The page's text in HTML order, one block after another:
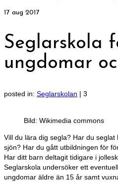
17 aug 2017
Seglarskola
ungdomar
posted in: Seglarskolan | 3
Bild: Wikimedia commons
Vill du lära dig segla? Har du
sjön? Har du gått utbildningen för
Har ditt barn deltagit tidigare i
Seglarskola undersöker ett
ungdomar äldre än 15 år samt